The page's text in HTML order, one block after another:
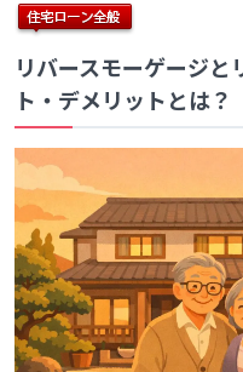
リバースモーゲージと
ト・デメリットとは？